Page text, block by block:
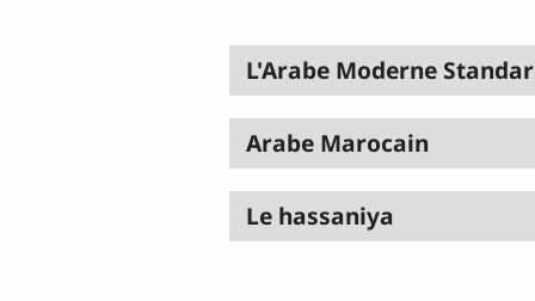
L'Arabe Moderne
Arabe Marocain
Le hassaniya